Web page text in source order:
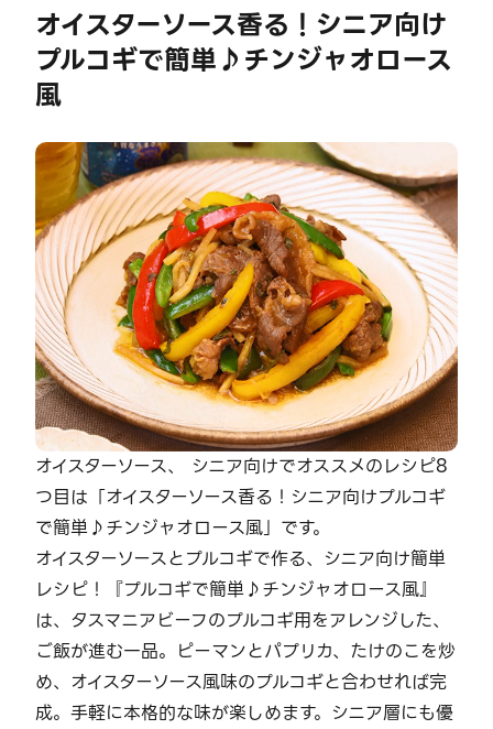
オイスターソース香る！シニア向け
プルコギで簡単♪チンジャオロース
風
オイスターソース、 シニア向けでオススメのレシピ8
つ目は「オイスターソース香る！シニア向けプルコギ
で簡単♪チンジャオロース風」です。
オイスターソースとプルコギで作る、シニア向け簡単
レシピ！『プルコギで簡単♪チンジャオロース風』
は、タスマニアビーフのプルコギ用をアレンジした、
ご飯が進む一品。ピーマンとパプリカ、たけのこを炒
め、オイスターソース風味のプルコギと合わせれば完
成。手軽に本格的な味が楽しめます。シニア層にも優